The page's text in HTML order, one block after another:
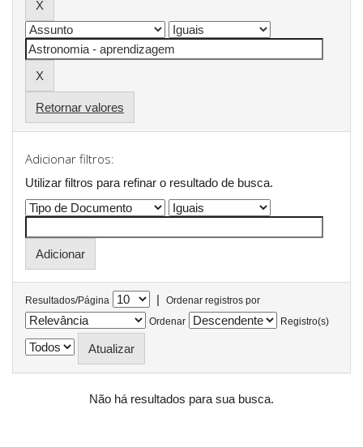
Retornar valores
Adicionar filtros:
Utilizar filtros para refinar o resultado de busca.
Resultados/Página |
Ordenar registros por
Ordenar
Registro(s)
Não há resultados para sua busca.